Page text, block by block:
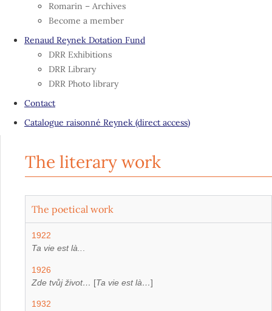
Romarin – Archives
Become a member
Renaud Reynek Dotation Fund
DRR Exhibitions
DRR Library
DRR Photo library
Contact
Catalogue raisonné Reynek (direct access)
The literary work
The poetical work
1922
Ta vie est là...
1926
Zde tvůj život… [Ta vie est là…]
1932